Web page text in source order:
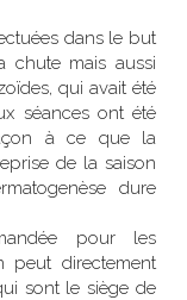
dans le but
chute mais aussi
qui avait été
séances ont été
à ce que la
de la saison
dure
pour les
peut directement
sont le siège de